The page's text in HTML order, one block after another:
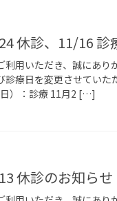
休診、11/16 診
用いただき、誠にあり
診療日を変更させてい
）：診療 11月2 […]
休診のお知らせ